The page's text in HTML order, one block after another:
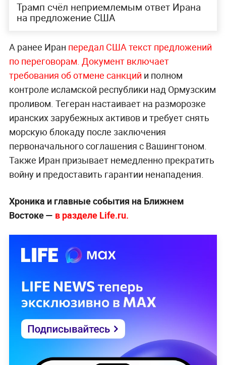
Трамп счёл неприемлемым ответ Ирана
на предложение США
А ранее Иран передал США текст предложений
по переговорам. Документ включает
требования об отмене санкций и полном
контроле исламской республики над Ормузским
проливом. Тегеран настаивает на разморозке
иранских зарубежных активов и требует снять
морскую блокаду после заключения
первоначального соглашения с Вашингтоном.
Также Иран призывает немедленно прекратить
войну и предоставить гарантии ненападения.
Хроника и главные события на Ближнем
Востоке — в разделе Life.ru.